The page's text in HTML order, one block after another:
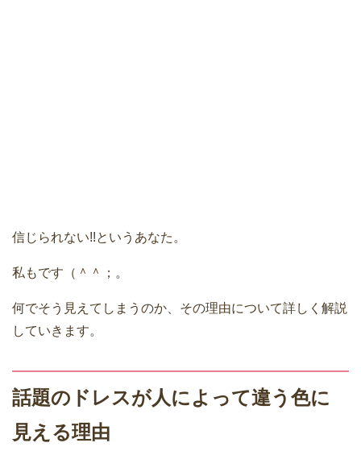
信じられない!!というあなた。
私もです（＾＾；。
何でそう見えてしまうのか、その理由について詳しく解説
していきます。
話題のドレスが人によって違う色に
見える理由